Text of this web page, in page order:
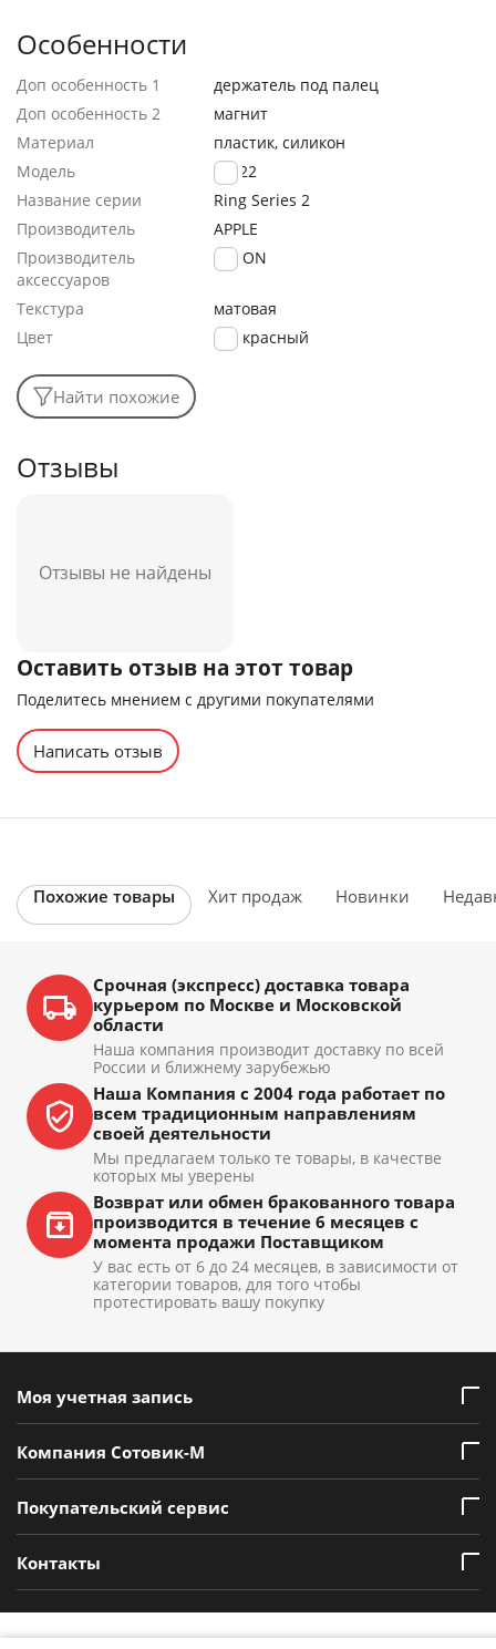
Особенности
Доп особенность 1
держатель под палец
Доп особенность 2
магнит
Материал
пластик, силикон
Модель
CA-22
Название серии
Ring Series 2
Производитель
APPLE
Производитель
аксессуаров
FaisON
Текстура
матовая
Цвет
красный
Найти похожие
Отзывы
Отзывы не найдены
Оставить отзыв на этот товар
Поделитесь мнением с другими покупателями
Написать отзыв
Похожие товары Хит продаж Новинки
Срочная (экспресс) доставка товара
курьером по Москве и Московской
области
Наша компания производит доставку по всей
России и ближнему зарубежью
Наша Компания с 2004 года работает по
всем традиционным направлениям
своей деятельности
Мы предлагаем только те товары, в качестве
которых мы уверены
Возврат или обмен бракованного товара
производится в течение 6 месяцев с
момента продажи Поставщиком
У вас есть от 6 до 24 месяцев, в зависимости от
категории товаров, для того чтобы
протестировать вашу покупку
Моя учетная запись
Компания Сотовик-М
Покупательский сервис
Контакты